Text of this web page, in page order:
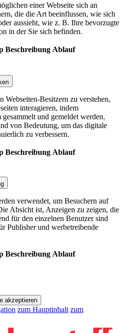
einer Webseite sich an
die die Art beeinflussen, wie sich
aussieht, wie z. B. Ihre bevorzugte
in der Sie sich befinden.
Beschreibung Ablauf
Webseiten-Besitzern zu verstehen,
interagieren, indem
und gemeldet werden.
von Bedeutung, um das digitale
zu verbessern.
Beschreibung Ablauf
verwendet, um Besuchern auf
Absicht ist, Anzeigen zu zeigen, die
für den einzelnen Benutzer sind
Publisher und werbetreibende
Beschreibung Ablauf
akzeptieren
zum Hauptinhalt zum